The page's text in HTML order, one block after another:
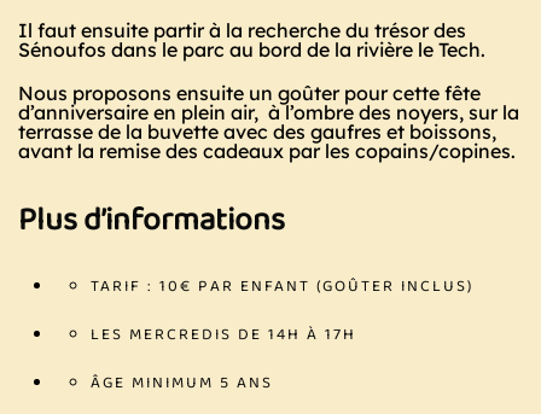
Il faut ensuite partir à la recherche du trésor des
Sénoufos dans le parc au bord de la rivière le Tech.
Nous proposons ensuite un goûter pour cette fête
d’anniversaire en plein air, à l’ombre des noyers, sur la
terrasse de la buvette avec des gaufres et boissons,
avant la remise des cadeaux par les copains/copines.
Plus d’informations
TARIF : 10€ PAR ENFANT (GOÛTER INCLUS)
LES MERCREDIS DE 14H À 17H
ÂGE MINIMUM 5 ANS